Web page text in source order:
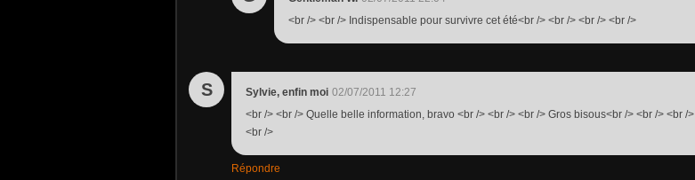
<br /> <br /> Indispensable pour survivre cet été<br /> <br /> <br /> <br />
S Sylvie, enfin moi 02/07/2011 12:27
<br /> <br /> Quelle belle information, bravo <br /> <br /> <br /> Gros bisous<br /> <br /> <br />
<br />
Répondre